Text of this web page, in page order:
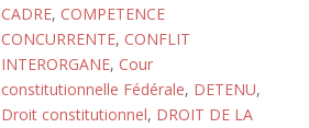
CADRE, COMPETENCE
CONCURRENTE, CONFLIT
INTERORGANE, Cour
constitutionnelle Fédérale, DETENU,
Droit constitutionnel, DROIT DE LA